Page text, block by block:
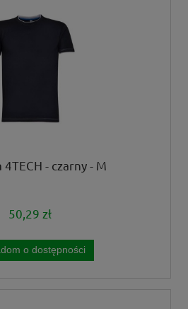
4TECH - czarny - M
50,29 zł
o dostępności